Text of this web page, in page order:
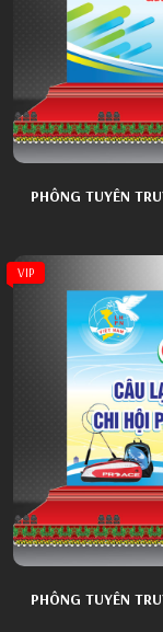
PHÔNG TUYÊN
VIP
PHÔNG TUYÊN